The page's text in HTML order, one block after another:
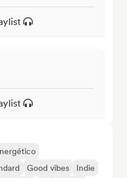
Good vibes
Indie